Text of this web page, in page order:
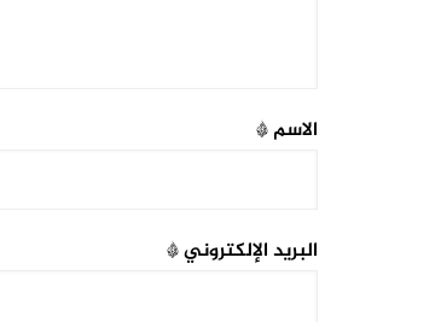
الاسم*
البريد الإلكتروني*